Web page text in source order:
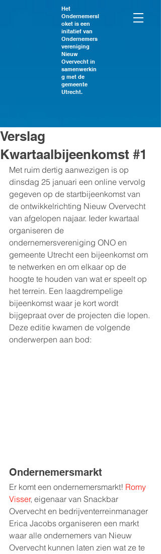
Het
Ondernemersl
oket is een
initatief van
Ondernemers
vereniging
Nieuw
Overvecht in
samenwerkin
g met de
gemeente
Utrecht.
Verslag
Kwartaalbijeenkomst #1
Met ruim dertig aanwezigen is op
dinsdag 25 januari een online vervolg
gegeven op de startbijeenkomst van
de ontwikkelrichting Nieuw Overvecht
van afgelopen najaar. Ieder kwartaal
organiseren de
ondernemersvereniging ONO en
gemeente Utrecht een bijeenkomst om
te netwerken en om elkaar op de
hoogte te houden van wat er speelt op
het terrein. Een laagdrempelige
bijeenkomst waar je kort wordt
bijgepraat over de projecten die lopen.
Deze editie kwamen de volgende
onderwerpen aan bod:
Ondernemersmarkt
Er komt een ondernemersmarkt! Romy
Visser, eigenaar van Snackbar
Overvecht en bedrijventerreinmanager
Erica Jacobs organiseren een markt
waar alle ondernemers van Nieuw
Overvecht kunnen laten zien wat ze te